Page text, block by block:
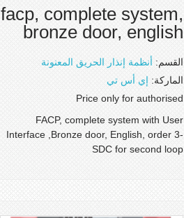
facp, complete system,
bronze door, english
القسم: أنظمة إنذار الحريق المعنونة
الماركة: إي أس تي
Price only for authorised
FACP, complete system with User
Interface ,Bronze door, English, order 3-
SDC for second loop